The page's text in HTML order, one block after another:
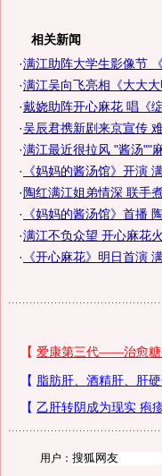
相关新闻
·满江助阵大学生影像节
·满江吴向飞亮相《大大
·戴娆助阵开心麻花 唱《
·吴辰君携新剧来京宣传
·满江最近很拉风 "酱汤""
· 《妈妈的酱汤馆》开演
· 陶红满江姐弟情深 联手
· 《妈妈的酱汤馆》首播
·满江不负众望 开心麻花
·
《开心麻花》明日首演
用户：